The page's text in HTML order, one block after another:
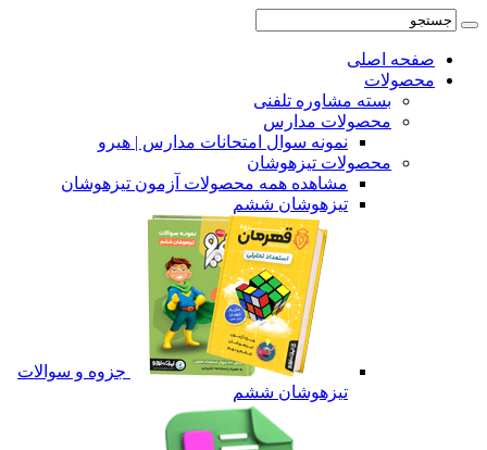
صفحه اصلی
محصولات
بسته مشاوره تلفنی
محصولات مدارس
نمونه سوال امتحانات مدارس | هیرو
محصولات تیزهوشان
مشاهده همه محصولات آزمون تیزهوشان
تیزهوشان ششم
جزوه و سوالات
تیزهوشان ششم